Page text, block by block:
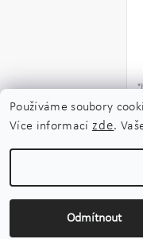
2026 ©Nakladatelství Maraton,
Používáme soubory
Více informací zde.
Odmítnout